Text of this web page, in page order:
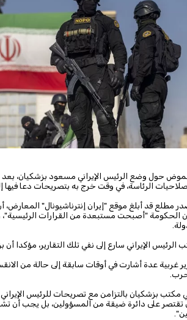
حول وضع الرئيس الإيراني مسعود بزشكيان،
الرئاسة، في وقت خرج به بتصريحات دعا فيها
مطلع قد أبلغ موقع "إيران إنترناشيونال" المعارض،
الحكومة "أصبحت مستبعدة من القرارات
الرئيس الإيراني سارع إلى نفي تلك التقارير، مؤكدا
غربية عدة أشارت في أوقات سابقة إلى حالة من
مكتب بزشكيان بالتزامن مع تصريحات للرئيس الإيراني
تقتصر على دائرة ضيقة من المسؤولين، بل يجب أن